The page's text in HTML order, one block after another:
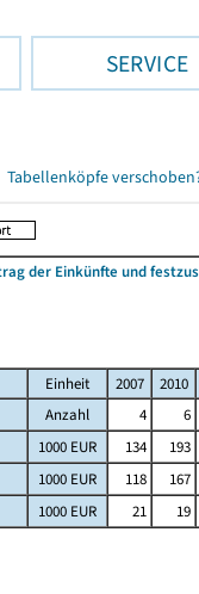
SERVICE
Tabellenköpfe
der Einkünfte und
Einheit 2007 2010
Anzahl 4 6
1000 EUR 134 193
1000 EUR 118 167
1000 EUR 21 19